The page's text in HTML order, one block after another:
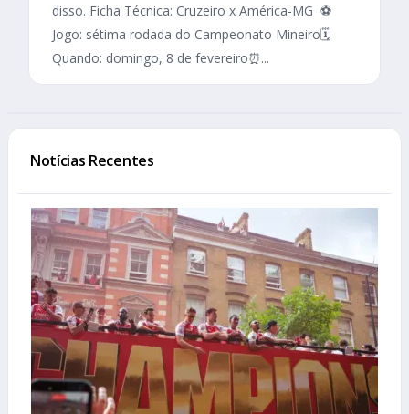
disso. Ficha Técnica: Cruzeiro x América-MG ⚽
Jogo: sétima rodada do Campeonato Mineiro🗓️
Quando: domingo, 8 de fevereiro⏰...
Notícias Recentes